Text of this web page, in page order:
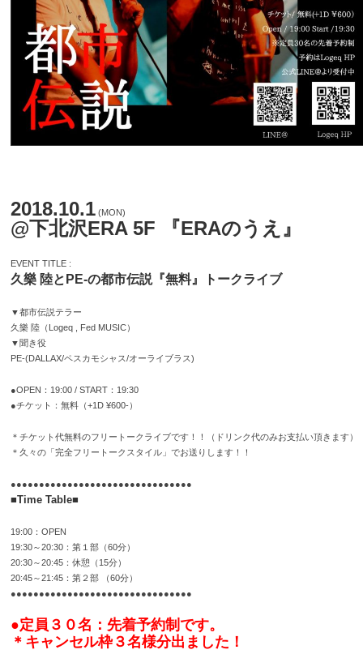
2018.10.1 (MON)
@下北沢ERA 5F 『ERAのうえ』
EVENT TITLE :
久樂 陸とPE-の都市伝説『無料』トークライブ
▼都市伝説テラー
久樂 陸（Logeq , Fed MUSIC）
▼聞き役
PE-(DALLAX/ペスカモシャス/オーライブラス)
●OPEN：19:00 / START：19:30
●チケット：無料（+1D ¥600-）
＊チケット代無料のフリートークライブです！！（ドリンク代のみお支払い頂きます）
＊久々の「完全フリートークスタイル」でお送りします！！
●●●●●●●●●●●●●●●●●●●●●●●●●●●●●●●●
■Time Table■
19:00：OPEN
19:30～20:30：第１部（60分）
20:30～20:45：休憩（15分）
20:45～21:45：第２部 （60分）
●●●●●●●●●●●●●●●●●●●●●●●●●●●●●●●●
●定員３０名：先着予約制です。
＊キャンセル枠３名様分出ました！